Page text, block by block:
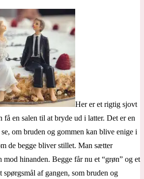
Her er et rigtig sjovt
en salen til at bryde ud i latter. Det er en
om bruden og gommen kan blive enige i
de begge bliver stillet. Man sætter
mod hinanden. Begge får nu et “grøn” og et
af gangen, som bruden og